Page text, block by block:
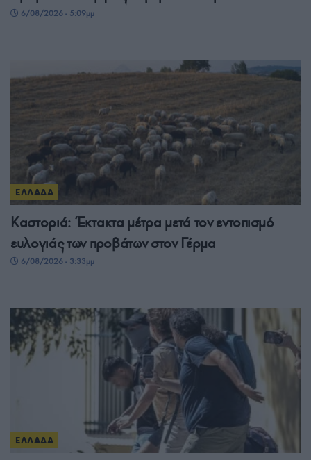
6/08/2026 - 5:09μμ
ΕΛΛΑΔΑ
Καστοριά: Έκτακτα μέτρα μετά τον εντοπισμό
ευλογιάς των προβάτων στον Γέρμα
6/08/2026 - 3:33μμ
ΕΛΛΑΔΑ